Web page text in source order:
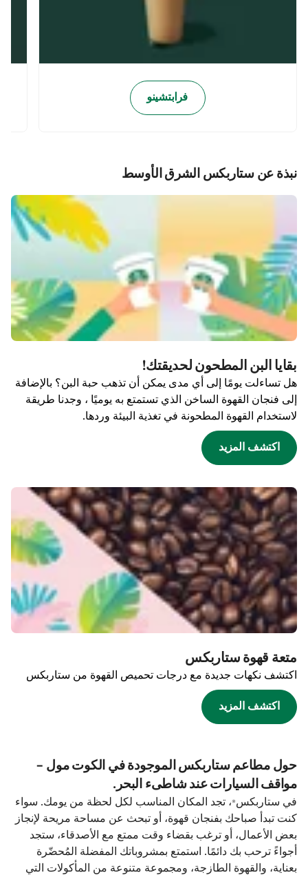
فرابتشينو
نبذة عن ستاربكس الشرق الأوسط
بقايا البن المطحون لحديقتك!
هل تساءلت يومًا إلى أي مدى يمكن أن تذهب حبة البن؟ بالإضافة
إلى فنجان القهوة الساخن الذي تستمتع به يوميًا ، وجدنا طريقة
لاستخدام القهوة المطحونة في تغذية البيئة وردها.
اكتشف المزيد
متعة قهوة ستاربكس
اكتشف نكهات جديدة مع درجات تحميص القهوة من ستاربكس
اكتشف المزيد
حول مطاعم ستاربكس الموجودة في الكوت مول -
مواقف السيارات عند شاطىء البحر.
في ستاربكس®، تجد المكان المناسب لكل لحظة من يومك. سواء
كنت تبدأ صباحك بفنجان قهوة، أو تبحث عن مساحة مريحة لإنجاز
بعض الأعمال، أو ترغب بقضاء وقت ممتع مع الأصدقاء، ستجد
أجواءً ترحب بك دائمًا. استمتع بمشروباتك المفضلة المُحضّرة
بعناية، والقهوة الطازجة، ومجموعة متنوعة من المأكولات التي